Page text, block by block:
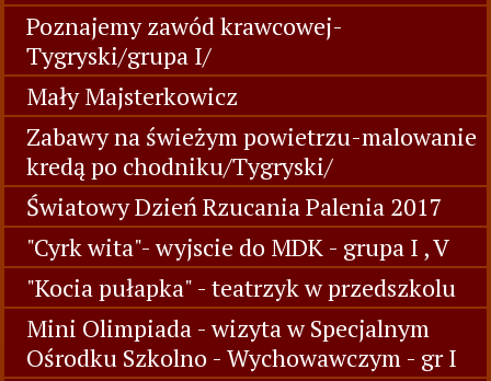
Poznajemy zawód krawcowej-
Tygryski/grupa I/
Mały Majsterkowicz
Zabawy na świeżym powietrzu-malowanie
kredą po chodniku/Tygryski/
Światowy Dzień Rzucania Palenia 2017
"Cyrk wita"- wyjscie do MDK - grupa I , V
"Kocia pułapka" - teatrzyk w przedszkolu
Mini Olimpiada - wizyta w Specjalnym
Ośrodku Szkolno - Wychowawczym - gr I